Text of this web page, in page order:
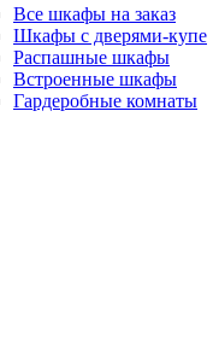
Все шкафы на заказ
Шкафы с дверями-купе
Распашные шкафы
Встроенные шкафы
Гардеробные комнаты